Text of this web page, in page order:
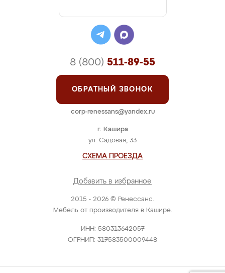
2015 - 2026 © Ренессанс.
Мебель от производителя в Кашире.
ИНН: 580313642057
ОГРНИП: 317583500009448
г. Кашира
ул. Садовая, 33
СХЕМА ПРОЕЗДА
Добавить в избранное
8 (800) 511-89-55
ОБРАТНЫЙ ЗВОНОК
corp-renessans@yandex.ru